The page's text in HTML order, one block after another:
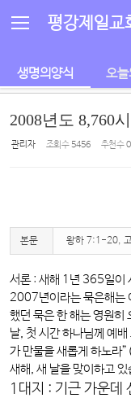
평강제일교
생명의양식 오
2008년도 8,760
관리자 조회 수 5456 추천 수0
본문 왕하 7:1-20,
서론 : 새해 1년 365일이
2007년이라는 묵은해는
했던 묵은 한 해는 영원히
날, 첫 시간 하나님께 예
가 만물을 새롭게 하노라
새해, 새 날을 맞이하고 있
1대지 : 기근 가운데